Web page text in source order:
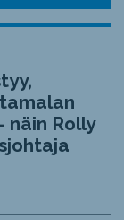
näin Rolly